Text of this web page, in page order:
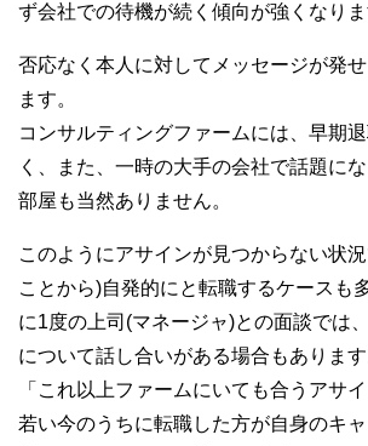
ず会社での待機が続く傾向が強くなりま
否応なく本人に対してメッセージが発
ます。
コンサルティングファームには、早期
く、また、一時の大手の会社で話題に
部屋も当然ありません。
このようにアサインが見つからない状
ことから)自発的にと転職するケースも
に1度の上司(マネージャ)との面談では
について話し合いがある場合もあります
「これ以上ファームにいても合うアサ
若い今のうちに転職した方が自身のキ